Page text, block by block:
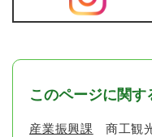
このページに関
産業振興課 商工観